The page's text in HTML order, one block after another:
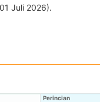
Juli 2026).
Perincian